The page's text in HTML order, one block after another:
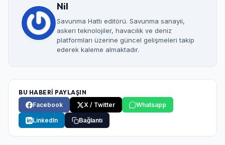
Nil
Savunma Hattı editörü. Savunma sanayii,
askeri teknolojiler, havacılık ve deniz
platformları üzerine güncel gelişmeleri takip
ederek kaleme almaktadır.
BU HABERİ PAYLAŞIN
Facebook
X / Twitter Whatsapp
LinkedIn Bağlantı